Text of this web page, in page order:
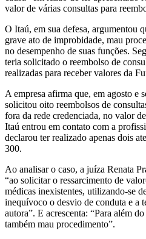
valor de várias consultas para
O Itaú, em sua defesa, argumentou
grave ato de improbidade, mau
no desempenho de suas funções.
teria solicitado o reembolso de
realizadas para receber valores da
A empresa afirma que, em agosto e
solicitou oito reembolsos de
fora da rede credenciada, no valor
Itaú entrou em contato com a
declarou ter realizado apenas dois
300.
Ao analisar o caso, a juíza Renata
“ao solicitar o ressarcimento de
médicas inexistentes, utilizando-se
inequívoco o desvio de conduta e a
autora”. E acrescenta: “Para além
também mau procedimento”.